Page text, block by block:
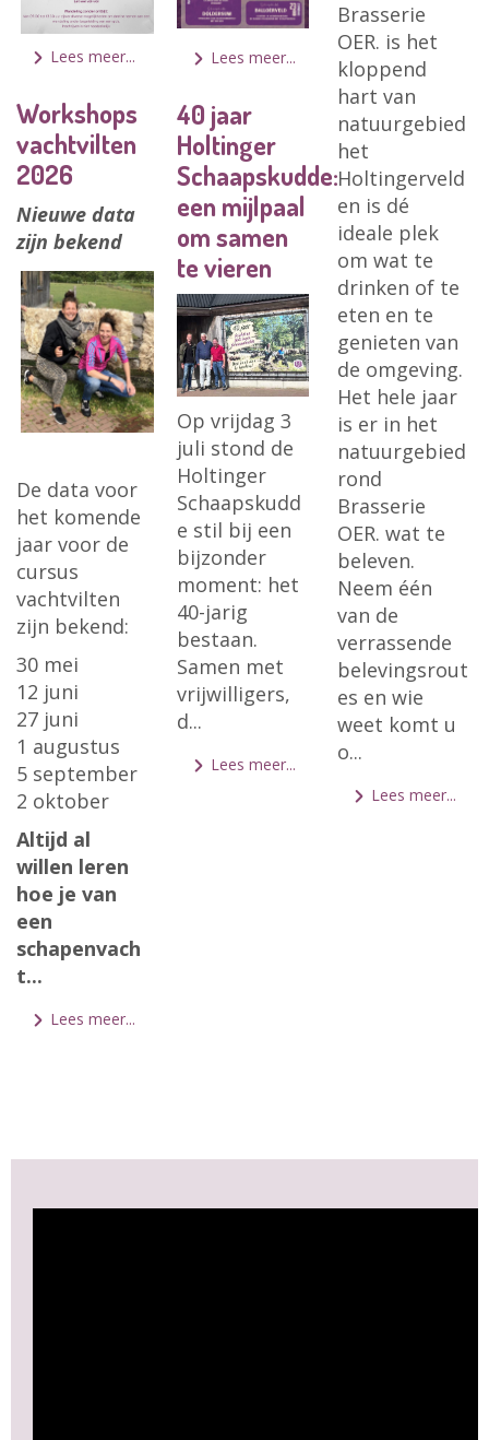
Lees meer...
Workshops
vachtvilten
2026
Nieuwe data
zijn bekend
De data voor
het komende
jaar voor de
cursus
vachtvilten
zijn bekend:
30 mei
12 juni
27 juni
1 augustus
5 september
2 oktober
Altijd al
willen leren
hoe je van
een
schapenvach
t...
Lees meer...
Lees meer...
40 jaar
Holtinger
Schaapskudde:
een mijlpaal
om samen
te vieren
Op vrijdag 3
juli stond de
Holtinger
Schaapskudd
e stil bij een
bijzonder
moment: het
40-jarig
bestaan.
Samen met
vrijwilligers,
d...
Lees meer...
Brasserie
OER. is het
kloppend
hart van
natuurgebied
het
Holtingerveld
en is dé
ideale plek
om wat te
drinken of te
eten en te
genieten van
de omgeving.
Het hele jaar
is er in het
natuurgebied
rond
Brasserie
OER. wat te
beleven.
Neem één
van de
verrassende
belevingsrout
es en wie
weet komt u
o...
Lees meer...